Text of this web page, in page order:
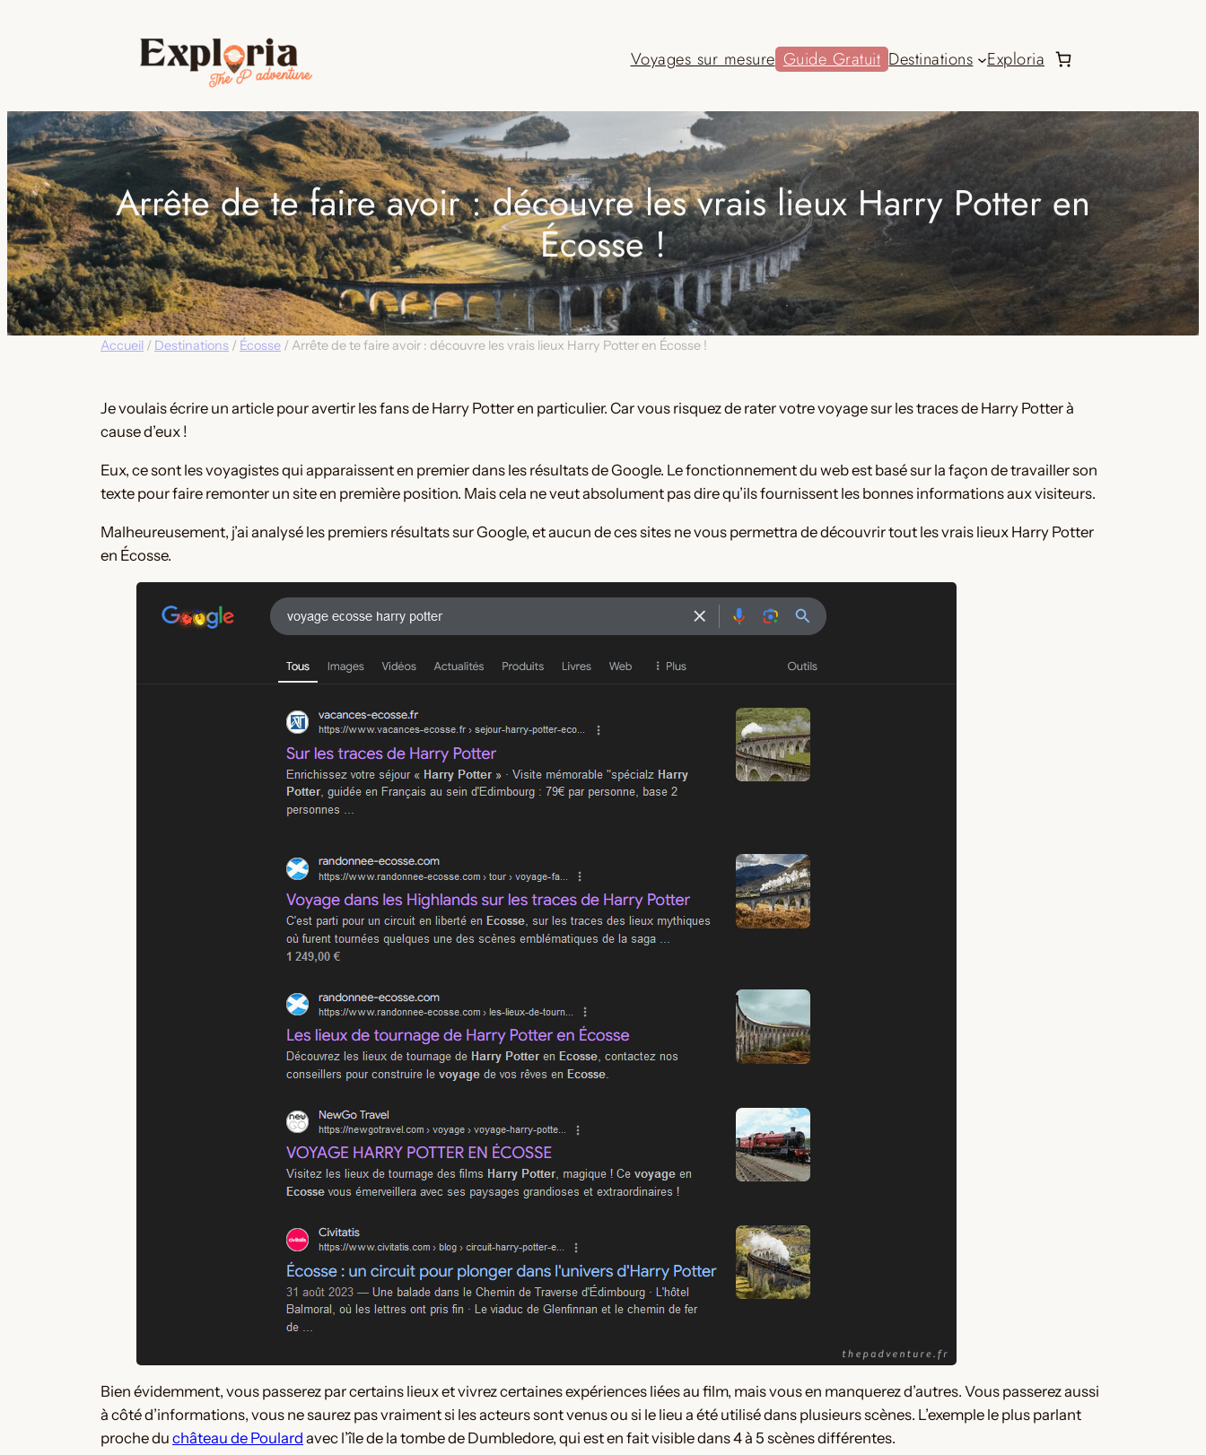
Voyages sur mesure Guide Gratuit Destinations Exploria
Arrête de te faire avoir : découvre les vrais lieux Harry Potter en
Écosse !
Accueil / Destinations / Écosse / Arrête de te faire avoir : découvre les vrais lieux Harry Potter en Écosse !
Je voulais écrire un article pour avertir les fans de Harry Potter en particulier. Car vous risquez de rater votre voyage sur les traces de Harry Potter à
cause d’eux !
Eux, ce sont les voyagistes qui apparaissent en premier dans les résultats de Google. Le fonctionnement du web est basé sur la façon de travailler son
texte pour faire remonter un site en première position. Mais cela ne veut absolument pas dire qu’ils fournissent les bonnes informations aux visiteurs.
Malheureusement, j’ai analysé les premiers résultats sur Google, et aucun de ces sites ne vous permettra de découvrir tout les vrais lieux Harry Potter
en Écosse.
Bien évidemment, vous passerez par certains lieux et vivrez certaines expériences liées au film, mais vous en manquerez d’autres. Vous passerez aussi
à côté d’informations, vous ne saurez pas vraiment si les acteurs sont venus ou si le lieu a été utilisé dans plusieurs scènes. L’exemple le plus parlant
proche du château de Poulard avec l’île de la tombe de Dumbledore, qui est en fait visible dans 4 à 5 scènes différentes.